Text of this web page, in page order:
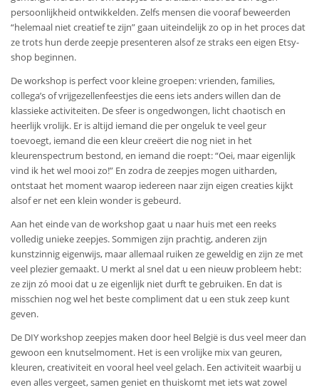
persoonlijkheid ontwikkelden. Zelfs mensen die vooraf beweerden
“helemaal niet creatief te zijn” gaan uiteindelijk zo op in het proces dat
ze trots hun derde zeepje presenteren alsof ze straks een eigen Etsy-
shop beginnen.
De workshop is perfect voor kleine groepen: vrienden, families,
collega’s of vrijgezellenfeestjes die eens iets anders willen dan de
klassieke activiteiten. De sfeer is ongedwongen, licht chaotisch en
heerlijk vrolijk. Er is altijd iemand die per ongeluk te veel geur
toevoegt, iemand die een kleur creëert die nog niet in het
kleurenspectrum bestond, en iemand die roept: “Oei, maar eigenlijk
vind ik het wel mooi zo!” En zodra de zeepjes mogen uitharden,
ontstaat het moment waarop iedereen naar zijn eigen creaties kijkt
alsof er net een klein wonder is gebeurd.
Aan het einde van de workshop gaat u naar huis met een reeks
volledig unieke zeepjes. Sommigen zijn prachtig, anderen zijn
kunstzinnig eigenwijs, maar allemaal ruiken ze geweldig en zijn ze met
veel plezier gemaakt. U merkt al snel dat u een nieuw probleem hebt:
ze zijn zó mooi dat u ze eigenlijk niet durft te gebruiken. En dat is
misschien nog wel het beste compliment dat u een stuk zeep kunt
geven.
De DIY workshop zeepjes maken door heel België is dus veel meer dan
gewoon een knutselmoment. Het is een vrolijke mix van geuren,
kleuren, creativiteit en vooral heel veel gelach. Een activiteit waarbij u
even alles vergeet, samen geniet en thuiskomt met iets wat zowel